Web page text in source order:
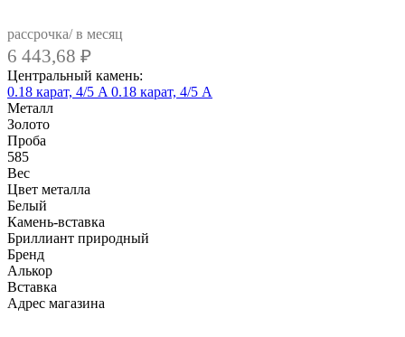
рассрочка/ в месяц
6 443,68 ₽
Центральный камень:
0.18 карат, 4/5 A 0.18 карат, 4/5 А
Металл
Золото
Проба
585
Вес
Цвет металла
Белый
Камень-вставка
Бриллиант природный
Бренд
Алькор
Вcтавка
Адрес магазина